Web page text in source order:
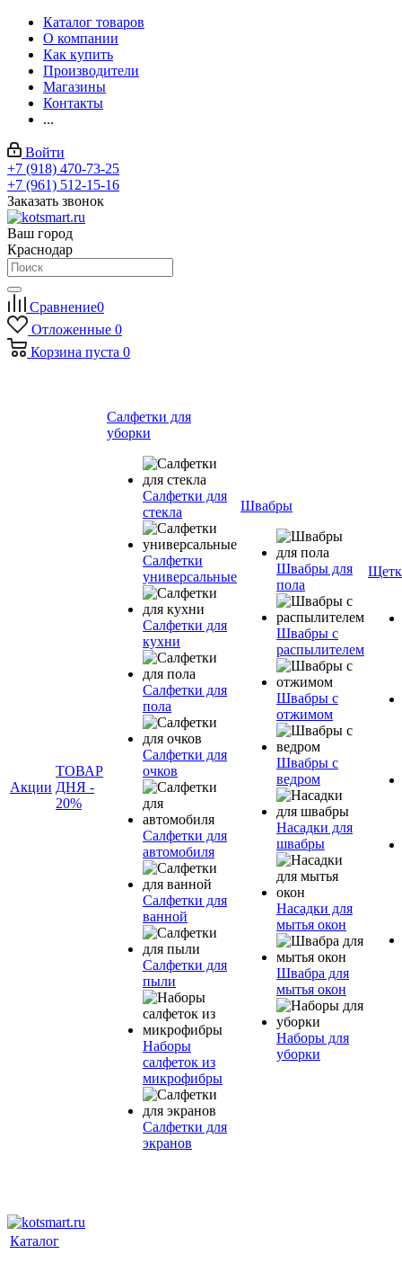
Каталог товаров
О компании
Как купить
Производители
Магазины
Контакты
...
Войти
+7 (918) 470-73-25
+7 (961) 512-15-16
Заказать звонок
Ваш город
Краснодар
Сравнение0
Отложенные 0
Корзина пуста 0
Акции
ТОВАР
ДНЯ -
20%
Салфетки для
уборки
Салфетки для
стекла
Салфетки
универсальные
Салфетки для
кухни
Салфетки для
пола
Салфетки для
очков
Салфетки для
автомобиля
Салфетки для
ванной
Салфетки для
пыли
Наборы
салфеток из
микрофибры
Салфетки для
экранов
Швабры
Швабры для
пола
Швабры с
распылителем
Швабры с
отжимом
Швабры с
ведром
Насадки для
швабры
Насадки для
мытья окон
Швабра для
мытья окон
Наборы для
уборки
Каталог